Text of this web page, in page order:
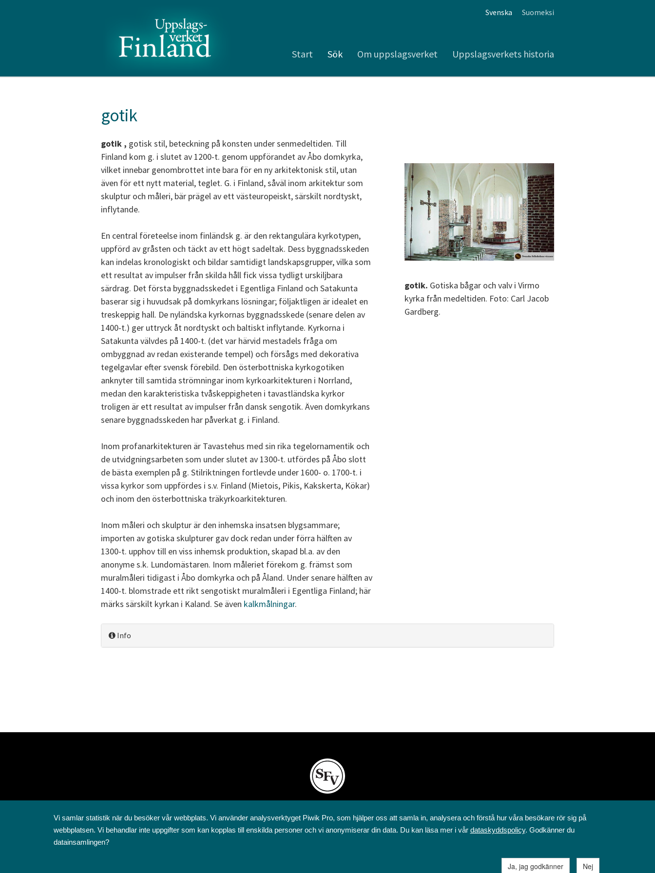
Svenska Suomeksi
Start Sök Om uppslagsverket Uppslagsverkets historia
gotik
gotik , gotisk stil, beteckning på konsten under senmedeltiden. Till
Finland kom g. i slutet av 1200-t. genom uppförandet av Åbo domkyrka,
vilket innebar genombrottet inte bara för en ny arkitektonisk stil, utan
även för ett nytt material, teglet. G. i Finland, såväl inom arkitektur som
skulptur och måleri, bär prägel av ett västeuropeiskt, särskilt nordtyskt,
inflytande.
En central företeelse inom finländsk g. är den rektangulära kyrkotypen,
uppförd av gråsten och täckt av ett högt sadeltak. Dess byggnadsskeden
kan indelas kronologiskt och bildar samtidigt landskapsgrupper, vilka som
ett resultat av impulser från skilda håll fick vissa tydligt urskiljbara
särdrag. Det första byggnadsskedet i Egentliga Finland och Satakunta
baserar sig i huvudsak på domkyrkans lösningar; följaktligen är idealet en
treskeppig hall. De nyländska kyrkornas byggnadsskede (senare delen av
1400-t.) ger uttryck åt nordtyskt och baltiskt inflytande. Kyrkorna i
Satakunta välvdes på 1400-t. (det var härvid mestadels fråga om
ombyggnad av redan existerande tempel) och försågs med dekorativa
tegelgavlar efter svensk förebild. Den österbottniska kyrkogotiken
anknyter till samtida strömningar inom kyrkoarkitekturen i Norrland,
medan den karakteristiska tvåskeppigheten i tavastländska kyrkor
troligen är ett resultat av impulser från dansk sengotik. Även domkyrkans
senare byggnadsskeden har påverkat g. i Finland.
Inom profanarkitekturen är Tavastehus med sin rika tegelornamentik och
de utvidgningsarbeten som under slutet av 1300-t. utfördes på Åbo slott
de bästa exemplen på g. Stilriktningen fortlevde under 1600- o. 1700-t. i
vissa kyrkor som uppfördes i s.v. Finland (Mietois, Pikis, Kakskerta, Kökar)
och inom den österbottniska träkyrkoarkitekturen.
Inom måleri och skulptur är den inhemska insatsen blygsammare;
importen av gotiska skulpturer gav dock redan under förra hälften av
1300-t. upphov till en viss inhemsk produktion, skapad bl.a. av den
anonyme s.k. Lundomästaren. Inom måleriet förekom g. främst som
muralmåleri tidigast i Åbo domkyrka och på Åland. Under senare hälften av
1400-t. blomstrade ett rikt sengotiskt muralmåleri i Egentliga Finland; här
märks särskilt kyrkan i Kaland. Se även kalkmålningar.
gotik. Gotiska bågar och valv i Virmo
kyrka från medeltiden. Foto: Carl Jacob
Gardberg.
Info
Annegatan 12
00120 Helsingfors
Vi samlar statistik när du besöker vår webbplats. Vi använder analysverktyget Piwik Pro, som hjälper oss att samla in, analysera och förstå hur våra besökare rör sig på
webbplatsen. Vi behandlar inte uppgifter som kan kopplas till enskilda personer och vi anonymiserar din data. Du kan läsa mer i vår dataskyddspolicy. Godkänner du
datainsamlingen?
Ja, jag godkänner Nej